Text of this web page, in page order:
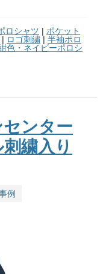
ロシャツ | ポケット
| ロゴ刺繍 | 半袖ポロ
色・ネイビーポロシ
ンター
繍入り
例